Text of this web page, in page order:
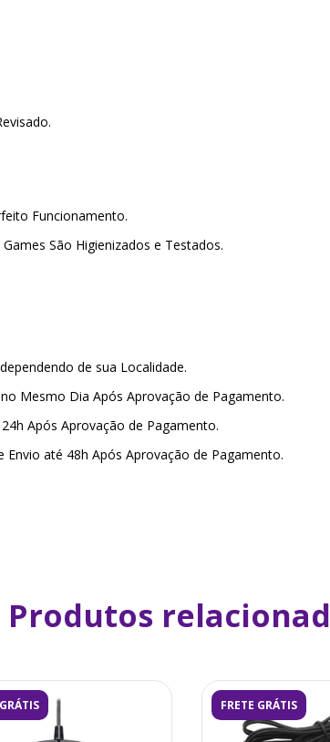
Funcionamento.
São Higienizados e Testados.
de sua Localidade.
Mesmo Dia Após Aprovação de Pagamento.
Após Aprovação de Pagamento.
até 48h Após Aprovação de Pagamento.
Produtos
FRETE GRÁTIS